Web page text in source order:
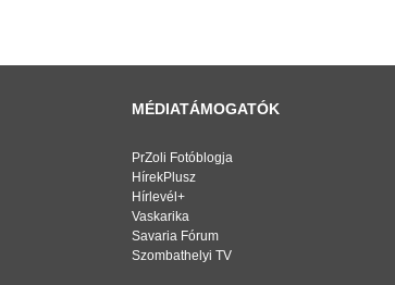
MÉDIATÁMOGATÓK
PrZoli Fotóblogja
HírekPlusz
Hírlevél+
Vaskarika
Savaria Fórum
Szombathelyi TV